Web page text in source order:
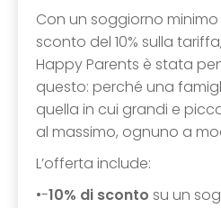
Con un soggiorno
sconto del 10% sulla
Happy Parents è stata
questo: perché una
quella in cui grandi e
al massimo, ognuno a
L’offerta include:
•-10% di sconto su un